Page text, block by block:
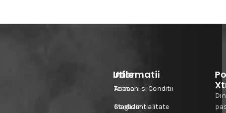
Informatii
Acasa
Magazin
Utile
Termeni si Conditii
Confidentialitate
Din